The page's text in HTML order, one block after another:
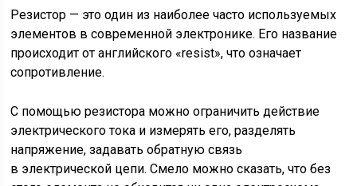
Резистор — это один из наиболее часто используемых
элементов в современной электронике. Его название
происходит от английского «resist», что означает
сопротивление.
С помощью резистора можно ограничить действие
электрического тока и измерять его, разделять
напряжение, задавать обратную связь
в электрической цепи. Смело можно сказать, что без